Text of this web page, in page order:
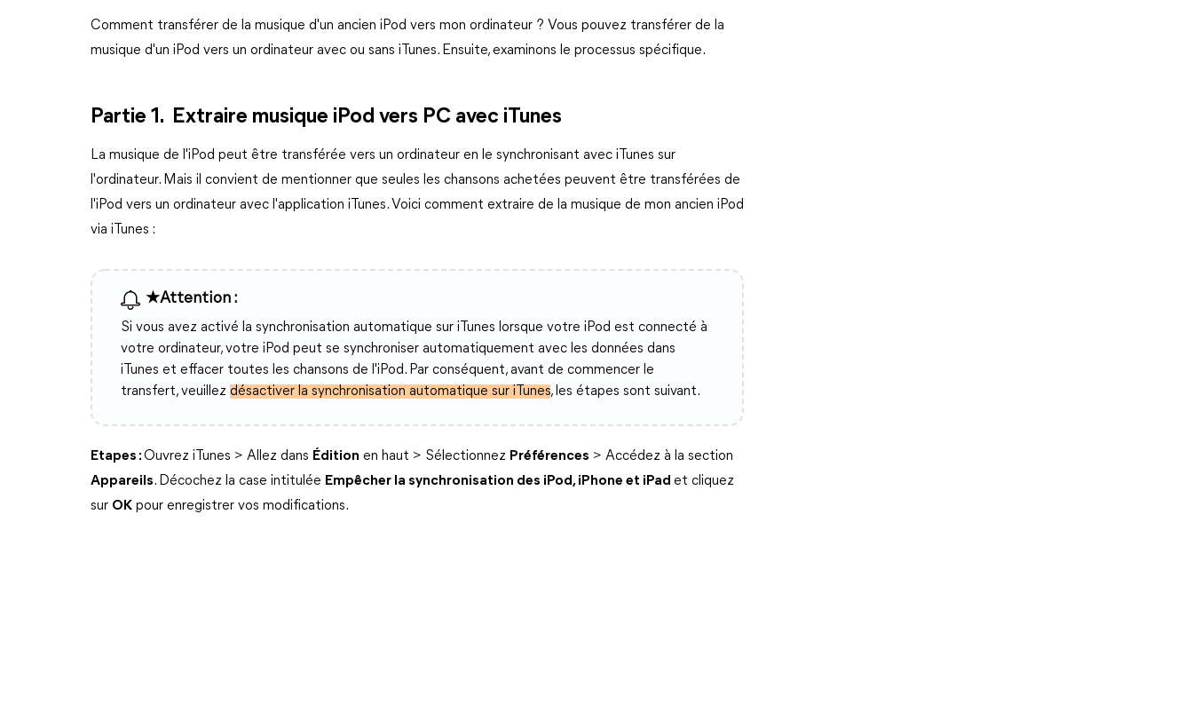
Comment transférer de la musique d'un ancien iPod vers mon ordinateur ? Vous pouvez transférer de la
musique d'un iPod vers un ordinateur avec ou sans iTunes. Ensuite, examinons le processus spécifique.
Partie 1. Extraire musique iPod vers PC avec iTunes
La musique de l'iPod peut être transférée vers un ordinateur en le synchronisant avec iTunes sur
l'ordinateur. Mais il convient de mentionner que seules les chansons achetées peuvent être transférées de
l'iPod vers un ordinateur avec l'application iTunes. Voici comment extraire de la musique de mon ancien iPod
via iTunes :
★Attention :
Si vous avez activé la synchronisation automatique sur iTunes lorsque votre iPod est connecté à
votre ordinateur, votre iPod peut se synchroniser automatiquement avec les données dans
iTunes et effacer toutes les chansons de l'iPod. Par conséquent, avant de commencer le
transfert, veuillez désactiver la synchronisation automatique sur iTunes, les étapes sont suivant.
Etapes :Ouvrez iTunes > Allez dans Édition en haut > Sélectionnez Préférences > Accédez à la section
Appareils. Décochez la case intitulée Empêcher la synchronisation des iPod, iPhone et iPad et cliquez
sur OK pour enregistrer vos modifications.